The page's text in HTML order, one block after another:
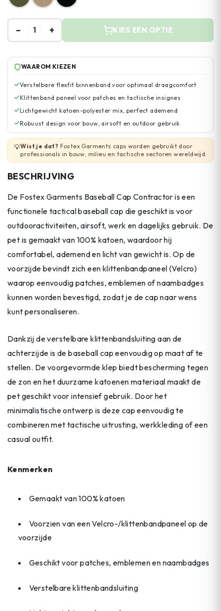
– 1 + KIES EEN OPTIE
WAAROM KIEZEN
Verstelbare flexfit binnenband voor optimaal draagcomfort
Klittenband paneel voor patches en tactische insignes
Lichtgewicht katoen-polyester mix, perfect ademend
Robuust design voor bouw, airsoft en outdoor gebruik
💡Wist je dat? Fostex Garments caps worden gebruikt door
professionals in bouw, milieu en tactische sectoren wereldwijd.
BESCHRIJVING
De Fostex Garments Baseball Cap Contractor is een
functionele tactical baseball cap die geschikt is voor
outdooractiviteiten, airsoft, werk en dagelijks gebruik. De
pet is gemaakt van 100% katoen, waardoor hij
comfortabel, ademend en licht van gewicht is. Op de
voorzijde bevindt zich een klittenbandpaneel (Velcro)
waarop eenvoudig patches, emblemen of naambadges
kunnen worden bevestigd, zodat je de cap naar wens
kunt personaliseren.
Dankzij de verstelbare klittenbandsluiting aan de
achterzijde is de baseball cap eenvoudig op maat af te
stellen. De voorgevormde klep biedt bescherming tegen
de zon en het duurzame katoenen materiaal maakt de
pet geschikt voor intensief gebruik. Door het
minimalistische ontwerp is deze cap eenvoudig te
combineren met tactische uitrusting, werkkleding of een
casual outfit.
Kenmerken
Gemaakt van 100% katoen
Voorzien van een Velcro-/klittenbandpaneel op de
voorzijde
Geschikt voor patches, emblemen en naambadges
Verstelbare klittenbandsluiting